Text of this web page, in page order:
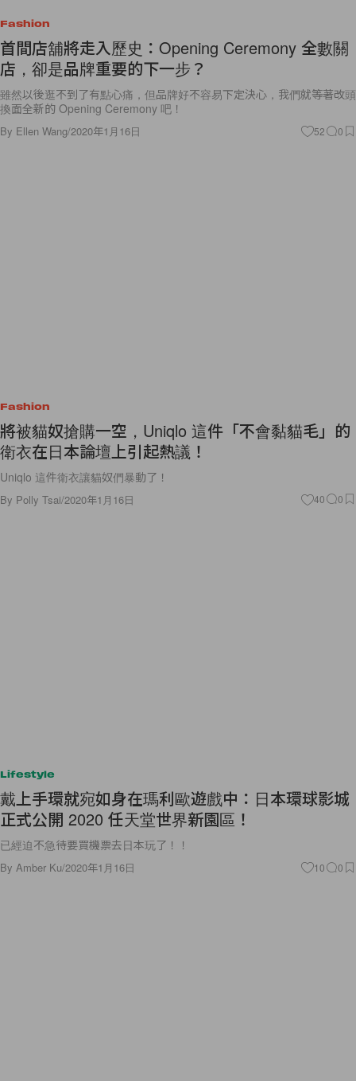
Fashion
首間店舖將走入歷史：Opening Ceremony 全數關
店，卻是品牌重要的下一步？
雖然以後逛不到了有點心痛，但品牌好不容易下定決心，我們就等著改頭
換面全新的 Opening Ceremony 吧！
By Ellen Wang/2020年1月16日 52 0
Fashion
將被貓奴搶購一空，Uniqlo 這件「不會黏貓毛」的
衛衣在日本論壇上引起熱議！
Uniqlo 這件衛衣讓貓奴們暴動了！
By Polly Tsai/2020年1月16日 40 0
Lifestyle
戴上手環就宛如身在瑪利歐遊戲中：日本環球影城
正式公開 2020 任天堂世界新園區！
已經迫不急待要買機票去日本玩了！！
By Amber Ku/2020年1月16日 10 0